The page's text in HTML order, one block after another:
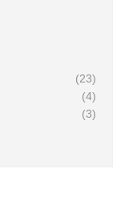
(23)
(4)
(3)